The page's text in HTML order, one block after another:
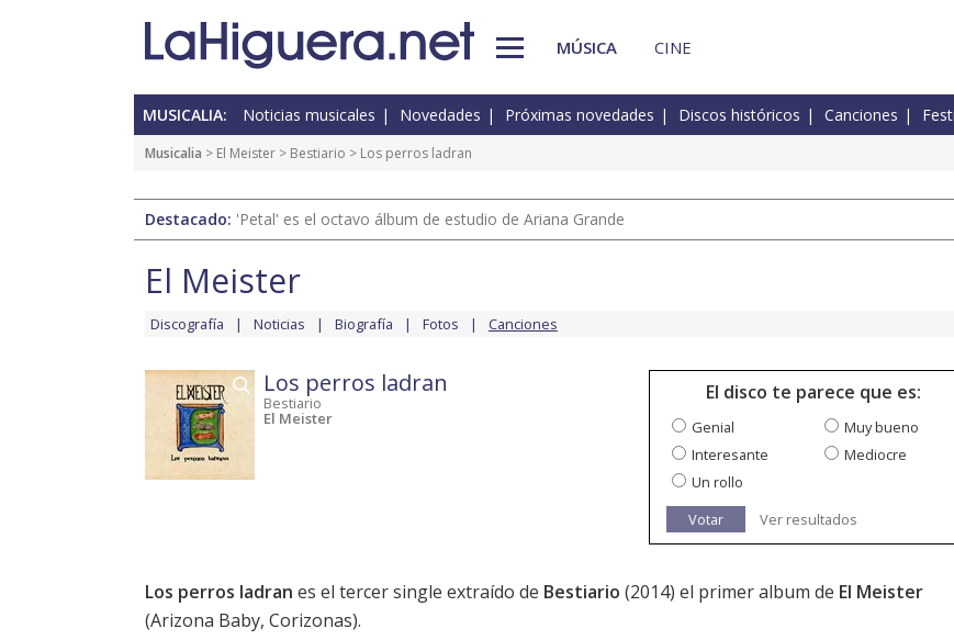
MÚSICA CINE
MUSICALIA: Noticias musicales Novedades Próximas novedades Discos históricos Canciones
Musicalia > El Meister > Bestiario > Los perros ladran
Destacado: 'Petal' es el octavo álbum de estudio de Ariana Grande
El Meister
Discografía Noticias Biografía Fotos Canciones
Los perros ladran
Bestiario
El Meister
El disco te parece que es:
Genial
Muy bueno
Interesante
Mediocre
Un rollo
Votar
Ver resultados
Los perros ladran es el tercer single extraído de Bestiario (2014) el primer album de El Meister
(Arizona Baby, Corizonas).